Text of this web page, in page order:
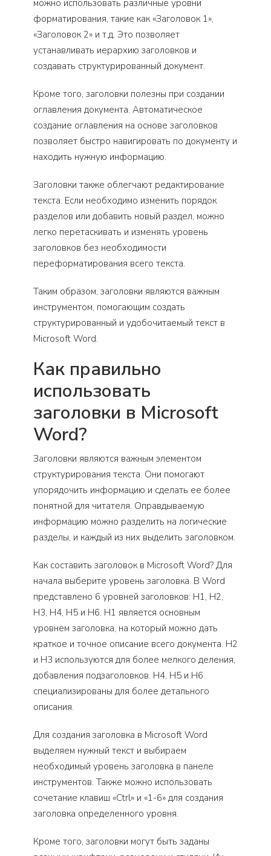
можно использовать различные уровни
форматирования, такие как «Заголовок 1»,
«Заголовок 2» и т.д. Это позволяет
устанавливать иерархию заголовков и
создавать структурированный документ.
Кроме того, заголовки полезны при создании
оглавления документа. Автоматическое
создание оглавления на основе заголовков
позволяет быстро навигировать по документу и
находить нужную информацию.
Заголовки также облегчают редактирование
текста. Если необходимо изменить порядок
разделов или добавить новый раздел, можно
легко перетаскивать и изменять уровень
заголовков без необходимости
переформатирования всего текста.
Таким образом, заголовки являются важным
инструментом, помогающим создать
структурированный и удобочитаемый текст в
Microsoft Word.
Как правильно
использовать
заголовки в Microsoft
Word?
Заголовки являются важным элементом
структурирования текста. Они помогают
упорядочить информацию и сделать ее более
понятной для читателя. Оправдываемую
информацию можно разделить на логические
разделы, и каждый из них выделить заголовком.
Как составить заголовок в Microsoft Word? Для
начала выберите уровень заголовка. В Word
представлено 6 уровней заголовков: H1, H2,
H3, H4, H5 и H6. H1 является основным
уровнем заголовка, на который можно дать
краткое и точное описание всего документа. H2
и H3 используются для более мелкого деления,
добавления подзаголовков. H4, H5 и H6
специализированы для более детального
описания.
Для создания заголовка в Microsoft Word
выделяем нужный текст и выбираем
необходимый уровень заголовка в панеле
инструментов. Также можно использовать
сочетание клавиш «Ctrl» и «1-6» для создания
заголовка определенного уровня.
Кроме того, заголовки могут быть заданы